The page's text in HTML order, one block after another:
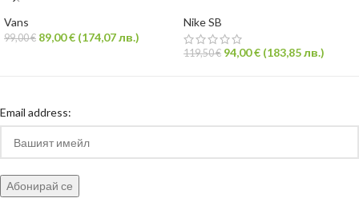
Vans
99,00€ 89,00€ (174,07лв.)
Nike SB
119,50€ 94,00€ (183,85лв.)
Email address: